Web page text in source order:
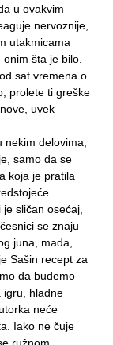
u ovakvim
nervoznije,
utakmicama
šta je bilo.
sat vremena o
prolete ti greške
uvek
delovima,
samo da se
koja je pratila
sličan osećaj,
se znaju
juna, mada,
Sašin recept za
da budemo
igru, hladne
neće
Iako ne čuje